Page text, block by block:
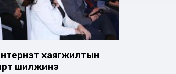
хаягжилтын
шилжинэ